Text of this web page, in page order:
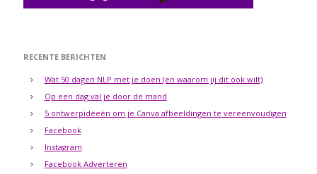
RECENTE BERICHTEN
Wat 50 dagen NLP met je doen (en waarom jij dit ook wilt)
Op een dag val je door de mand
5 ontwerpideeën om je Canva afbeeldingen te vereenvoudigen
Facebook
Instagram
Facebook Adverteren